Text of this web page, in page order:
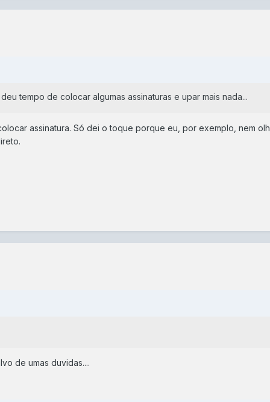
tempo de colocar algumas assinaturas e upar mais nada...
assinatura. Só dei o toque porque eu, por exemplo, nem
de umas duvidas....